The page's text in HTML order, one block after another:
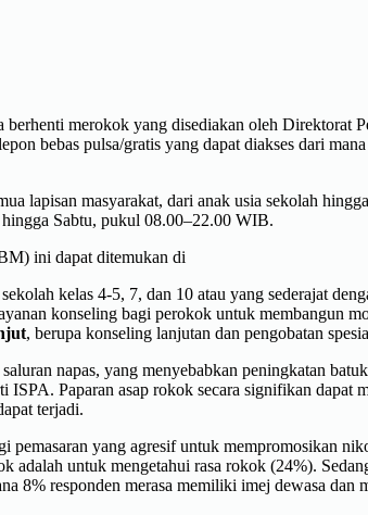
merokok yang disediakan oleh Direktorat
bebas pulsa/gratis yang dapat diakses dari
lapisan masyarakat, dari anak usia sekolah
hingga Sabtu, pukul 08.00–22.00 WIB.
ini dapat ditemukan di
kelas 4-5, 7, dan 10 atau yang sederajat
konseling bagi perokok untuk membangun
, berupa konseling lanjutan dan pengobatan
napas, yang menyebabkan peningkatan
Paparan asap rokok secara signifikan dapat
terjadi.
pemasaran yang agresif untuk mempromosikan
adalah untuk mengetahui rasa rokok (24%).
8% responden merasa memiliki imej dewasa